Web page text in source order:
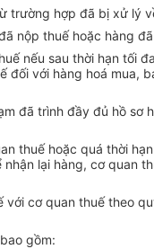
hợp đã bị xử lý
nộp thuế hoặc hàng
nếu sau thời hạn
với hàng hoá
đã trình đầy đủ hồ
thuế hoặc quá thời
lại hàng, cơ quan
cơ quan thuế theo
gồm: